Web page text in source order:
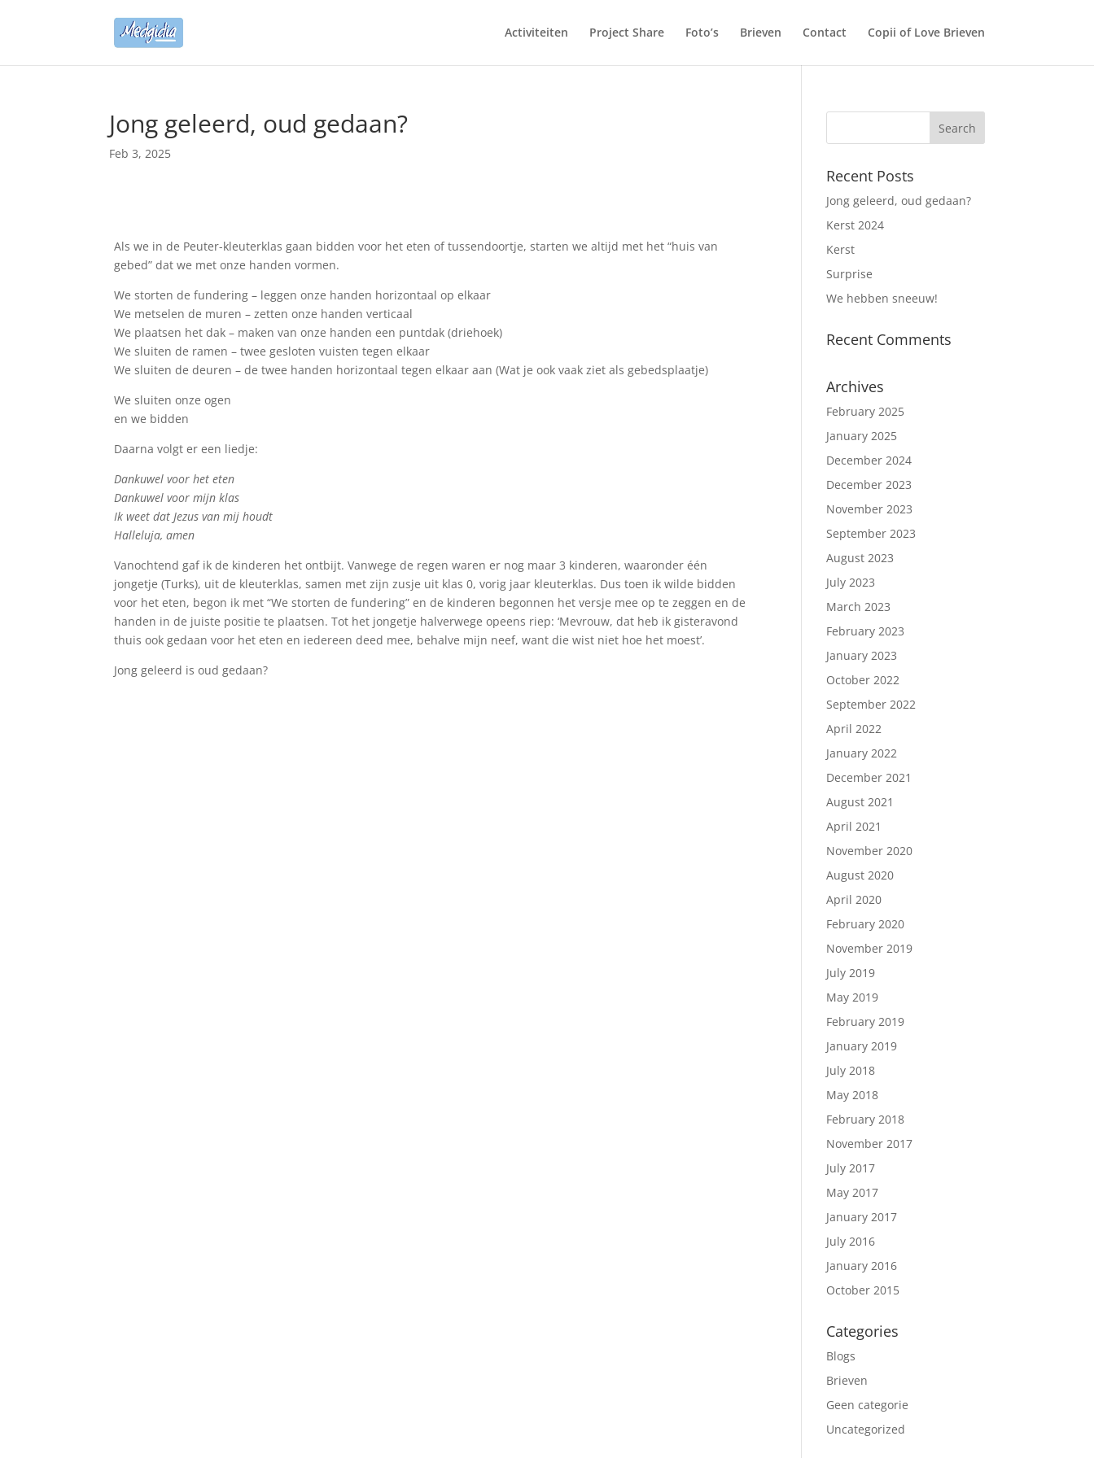
Activiteiten Project Share Foto’s Brieven Contact Copii of Love Brieven
Jong geleerd, oud gedaan?
Feb 3, 2025
Als we in de Peuter-kleuterklas gaan bidden voor het eten of tussendoortje, starten we altijd met het “huis van
gebed” dat we met onze handen vormen.
We storten de fundering– leggen onze handen horizontaal op elkaar
We metselen de muren–zetten onze handen verticaal
We plaatsen het dak– maken van onze handen een puntdak (driehoek)
We sluiten de ramen–twee gesloten vuisten tegen elkaar
We sluiten de deuren–de twee handen horizontaal tegen elkaar aan (Wat je ook vaak ziet als gebedsplaatje)
We sluiten onze ogen
en we bidden
Daarna volgt er een liedje:
Dankuwel voor het eten
Dankuwel voor mijn klas
Ik weet dat Jezus van mij houdt
Halleluja, amen
Vanochtend gaf ik de kinderen het ontbijt. Vanwege de regen waren er nog maar 3 kinderen, waaronder één
jongetje (Turks), uit de kleuterklas, samen met zijn zusje uit klas 0, vorig jaar kleuterklas. Dus toen ik wilde bidden
voor het eten, begon ik met “We storten de fundering” en de kinderen begonnen het versje mee op te zeggen en de
handen in de juiste positie te plaatsen. Tot het jongetje halverwege opeens riep: ‘Mevrouw, dat heb ik gisteravond
thuis ook gedaan voor het eten en iedereen deed mee, behalve mijn neef, want die wist niet hoe het moest’.
Jong geleerd is oud gedaan?
Recent Posts
Jong geleerd, oud gedaan?
Kerst 2024
Kerst
Surprise
We hebben sneeuw!
Recent Comments
Archives
February 2025
January 2025
December 2024
December 2023
November 2023
September 2023
August 2023
July 2023
March 2023
February 2023
January 2023
October 2022
September 2022
April 2022
January 2022
December 2021
August 2021
April 2021
November 2020
August 2020
April 2020
February 2020
November 2019
July 2019
May 2019
February 2019
January 2019
July 2018
May 2018
February 2018
November 2017
July 2017
May 2017
January 2017
July 2016
January 2016
October 2015
Categories
Blogs
Brieven
Geen categorie
Uncategorized